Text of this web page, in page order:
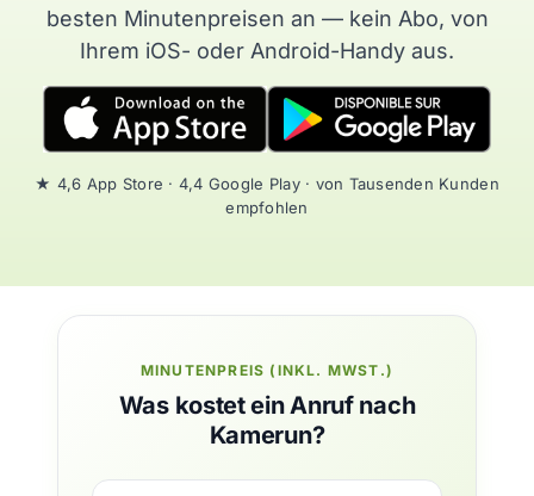
besten Minutenpreisen an — kein Abo, von
Ihrem iOS- oder Android-Handy aus.
★ 4,6 App Store · 4,4 Google Play · von Tausenden Kunden
empfohlen
MINUTENPREIS (INKL. MWST.)
Was kostet ein Anruf nach
Kamerun?